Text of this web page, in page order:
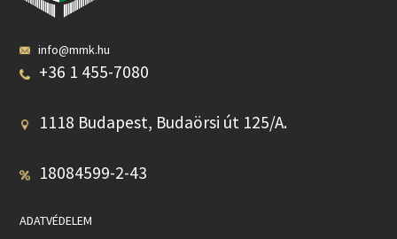
info@mmk.hu
+36 1 455-7080
1118 Budapest, Budaörsi út 125/A.
18084599-2-43
ADATVÉDELEM